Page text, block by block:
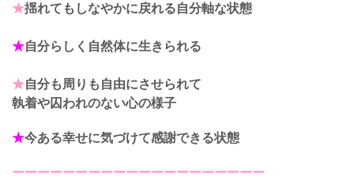
★揺れてもしなやかに戻れる自分軸な状態
★自分らしく自然体に生きられる
★自分も周りも自由にさせられて
執着や囚われのない心の様子
★今ある幸せに気づけて感謝できる状態
ーーーーーーーーーーーーーーーーーーーー